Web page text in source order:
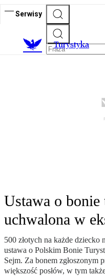
Serwisy
Turystyka
Ustawa o
uchwalona w
500 złotych na każde dziecko
ustawa o Polskim Bonie
Sejm. Za bonem zgłoszonym
większość posłów, w tym